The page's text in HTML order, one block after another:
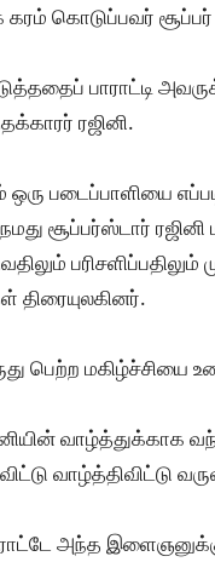
கொடுப்பவர்
பாராட்டி
ரஜினி.
படைப்பாளியை
சூப்பர்ஸ்டார்
பரிசளிப்பதிலும்
திரையுலகினர்.
பெற்ற மகிழ்ச்சியை
வாழ்த்துக்காக
வாழ்த்திவிட்டு
அந்த